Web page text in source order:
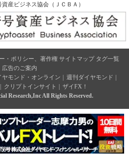
産ビジネス協会（ＪＣＢＡ）
・ポリシー、著作権 サイトマップ タグ一覧
広告のご案内
ヤモンド・オンライン 週刊ダイヤモンド
クリプトインサイト
ザイFX！
Research,Inc All Rights Reserved.